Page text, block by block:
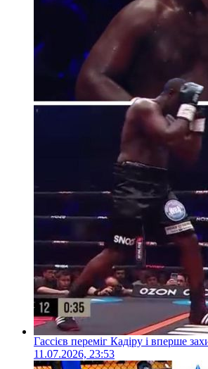
Гассієв переміг Кадіру і вперше
11.07.2026, 23:53